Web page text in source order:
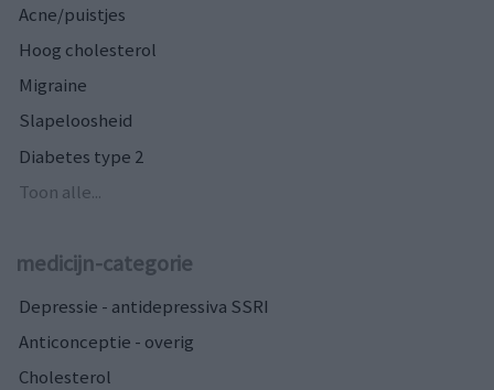
Acne/puistjes
Hoog cholesterol
Migraine
Slapeloosheid
Diabetes type 2
Toon alle...
medicijn-categorie
Depressie - antidepressiva SSRI
Anticonceptie - overig
Cholesterol